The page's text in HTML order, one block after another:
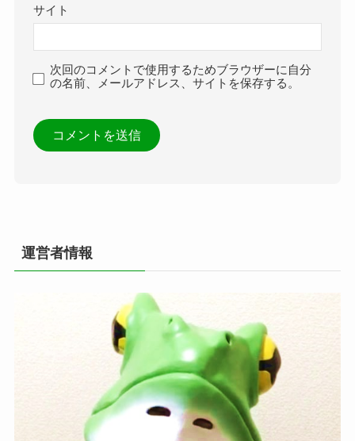
サイト
次回のコメントで使用するためブラウザーに自分
の名前、メールアドレス、サイトを保存する。
運営者情報